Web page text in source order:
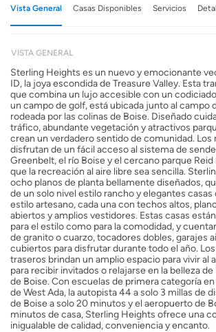
Vista General Casas Disponibles Servicios
VISTA GENERAL
Sterling Heights es un nuevo y emocionante
ID, la joya escondida de Treasure Valley. Esta
que combina un lujo accesible con un
un campo de golf, está ubicada junto al campo
rodeada por las colinas de Boise. Diseñado
tráfico, abundante vegetación y atractivos
crean un verdadero sentido de comunidad. Los
disfrutan de un fácil acceso al sistema de
Greenbelt, el río Boise y el cercano parque
que la recreación al aire libre sea sencilla.
ocho planos de planta bellamente diseñados,
de un solo nivel estilo rancho y elegantes casas
estilo artesano, cada una con techos altos,
abiertos y amplios vestidores. Estas casas
para el estilo como para la comodidad, y
de granito o cuarzo, tocadores dobles, garajes
cubiertos para disfrutar durante todo el año.
traseros brindan un amplio espacio para vivir al
para recibir invitados o relajarse en la belleza de
de Boise. Con escuelas de primera categoría
de West Ada, la autopista 44 a solo 3 millas de
de Boise a solo 20 minutos y el aeropuerto de
minutos de casa, Sterling Heights ofrece una
inigualable de calidad, conveniencia y encanto.